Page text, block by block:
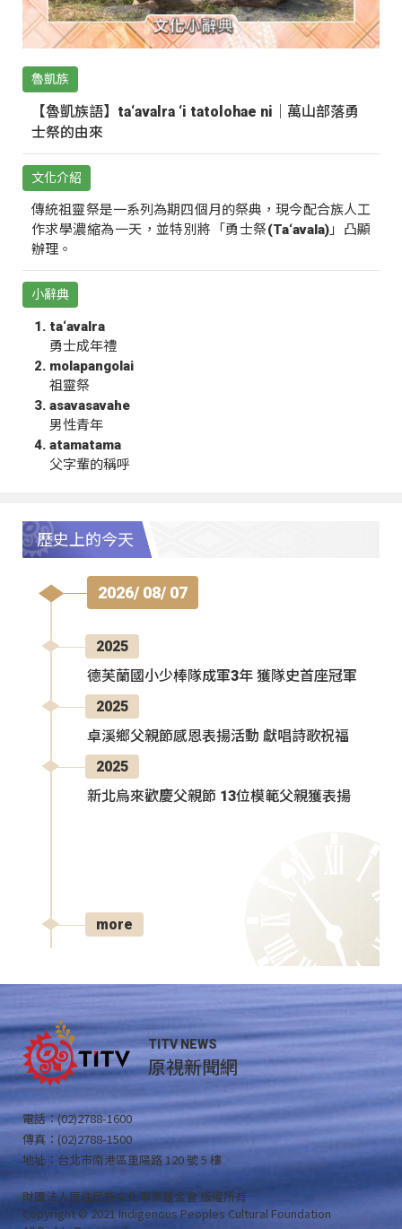
魯凱族
【魯凱族語】ta‘avalra ‘i tatolohae ni｜萬山部落勇
士祭的由來
文化介紹
傳統祖靈祭是一系列為期四個月的祭典，現今配合族人工
作求學濃縮為一天，並特別將「勇士祭(Ta‘avala)」凸顯
辦理。
小辭典
ta‘avalra
勇士成年禮
molapangolai
祖靈祭
asavasavahe
男性青年
atamatama
父字輩的稱呼
歷史上的今天
2026/ 08/ 07
2025
德芙蘭國小少棒隊成軍3年 獲隊史首座冠軍
2025
卓溪鄉父親節感恩表揚活動 獻唱詩歌祝福
2025
新北烏來歡慶父親節 13位模範父親獲表揚
more
TITV NEWS
原視新聞網
電話：(02)2788-1600
傳真：(02)2788-1500
地址：台北市南港區重陽路 120 號 5 樓
財團法人原住民族文化事業基金會 版權所有
Copyright © 2021 Indigenous Peoples Cultural Foundation